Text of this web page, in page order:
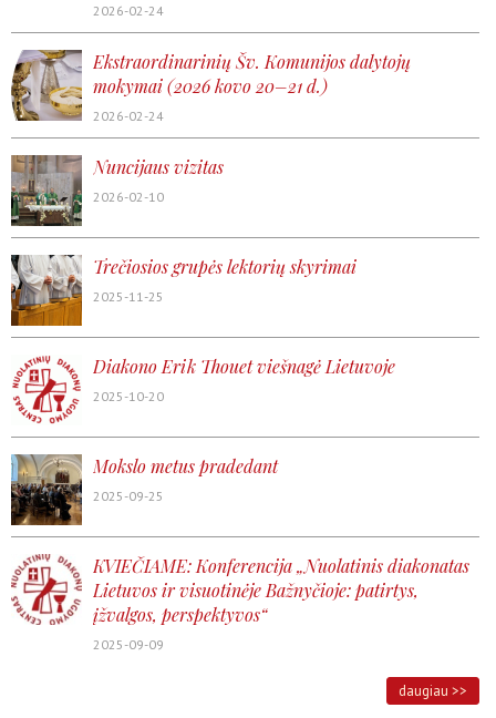
2026-02-24
Ekstraordinarinių Šv. Komunijos dalytojų
mokymai (2026 kovo 20–21 d.)
2026-02-24
Nuncijaus vizitas
2026-02-10
Trečiosios grupės lektorių skyrimai
2025-11-25
Diakono Erik Thouet viešnagė Lietuvoje
2025-10-20
Mokslo metus pradedant
2025-09-25
KVIEČIAME: Konferencija „Nuolatinis diakonatas
Lietuvos ir visuotinėje Bažnyčioje: patirtys,
įžvalgos, perspektyvos“
2025-09-09
daugiau >>